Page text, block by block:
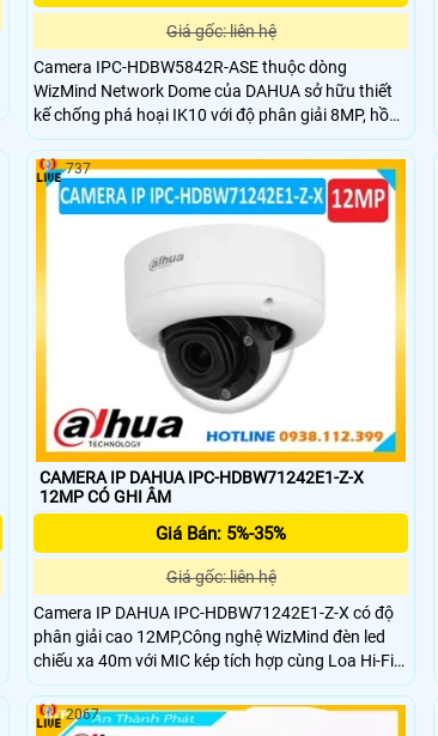
Giá gốc: liên hệ
Camera IPC-HDBW5842R-ASE thuộc dòng
WizMind Network Dome của DAHUA sở hữu thiết
kế chống phá hoại IK10 với độ phân giải 8MP, hồng
ngoại 50m giúp camera thu được hình ảnh chất
lượng ngay cả trong điều kiện ánh sáng yếu.
CAMERA IP DAHUA IPC-HDBW71242E1-Z-X
12MP CÓ GHI ÂM
Giá Bán: 5%-35%
Giá gốc: liên hệ
Camera IP DAHUA IPC-HDBW71242E1-Z-X có độ
phân giải cao 12MP,Công nghệ WizMind đèn led
chiếu xa 40m với MIC kép tích hợp cùng Loa Hi-Fi
tích hợp có phạm vi âm thanh lên tới 20 mét,chức
như nhận diện,phát hiện khuôn mặt,đếm người,và
phát hiện PPE + IVS,hỗ trợ thẻ Micro SD tối đa
737
2067